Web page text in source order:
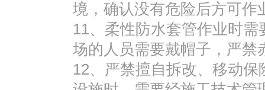
境，确认没有危险后方可作
11、柔性防水套管作业时
场的人员需要戴帽子，严禁
12、严禁擅自拆改、移动